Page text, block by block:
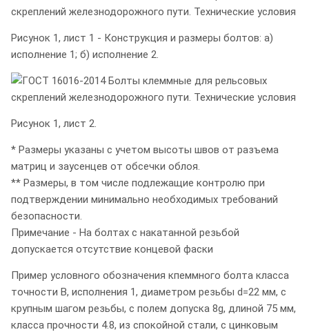
Рисунок 1, лист 1 - Конструкция и размеры болтов: а)
исполнение 1; б) исполнение 2.
Рисунок 1, лист 2.
* Размеры указаны с учетом высоты швов от разъема
матриц и заусенцев от обсечки облоя.
** Размеры, в том числе подлежащие контролю при
подтверждении минимально необходимых требований
безопасности.
Примечание - На болтах с накатанной резьбой
допускается отсутствие концевой фаски
Пример условного обозначения кпеммного болта класса
точности В, исполнения 1, диаметром резьбы d=22 мм, с
крупным шагом резьбы, с полем допуска 8g, длиной 75 мм,
класса прочности 4.8, из спокойной стали, с цинковым